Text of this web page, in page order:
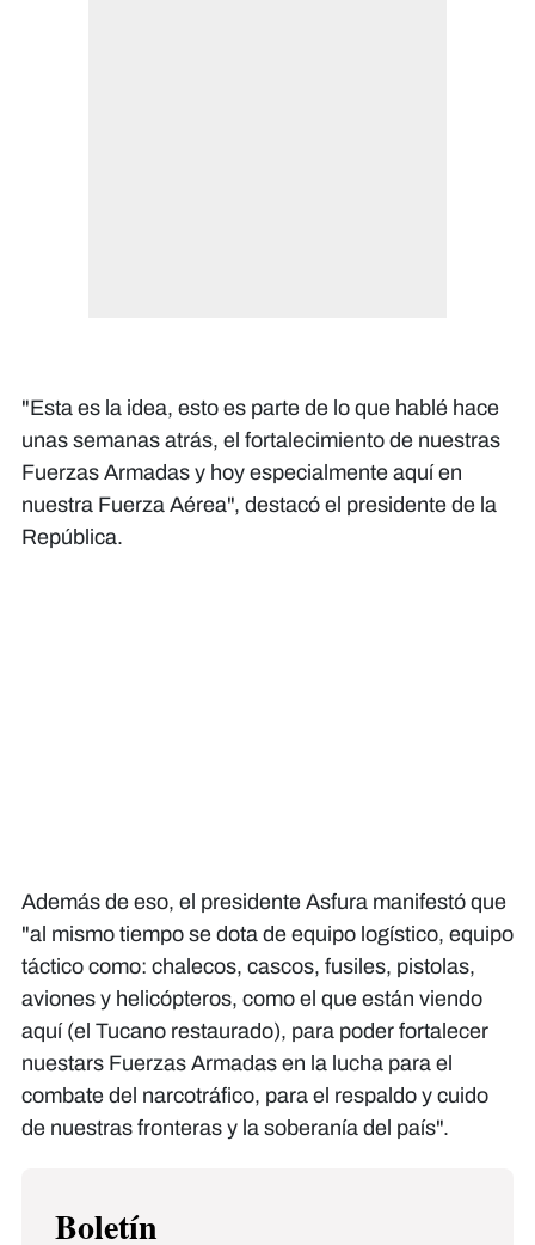
"Esta es la idea, esto es parte de lo que hablé hace
unas semanas atrás, el fortalecimiento de nuestras
Fuerzas Armadas y hoy especialmente aquí en
nuestra Fuerza Aérea", destacó el presidente de la
República.
Además de eso, el presidente Asfura manifestó que
"al mismo tiempo se dota de equipo logístico, equipo
táctico como: chalecos, cascos, fusiles, pistolas,
aviones y helicópteros, como el que están viendo
aquí (el Tucano restaurado), para poder fortalecer
nuestars Fuerzas Armadas en la lucha para el
combate del narcotráfico, para el respaldo y cuido
de nuestras fronteras y la soberanía del país".
Boletín